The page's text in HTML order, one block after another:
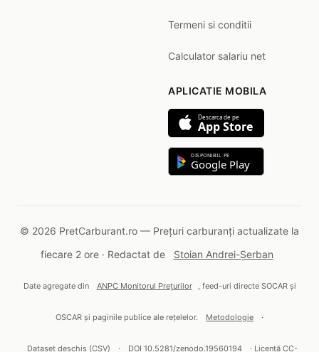
Termeni si conditii
Calculator salariu net
APLICATIE MOBILA
Descarca de pe
App Store
DISPONIBIL PE
Google Play
© 2026 PretCarburant.ro — Prețuri carburanți actualizate la
fiecare 2 ore · Redactat de
Stoian Andrei-Șerban
Date agregate din ANPC Monitorul Prețurilor , feed-uri directe SOCAR și
OSCAR și paginile publice ale rețelelor. Metodologie ·
Dataset deschis (CSV) · DOI 10.5281/zenodo.19560194 · Licență CC-